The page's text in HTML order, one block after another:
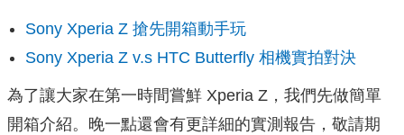
Sony Xperia Z 搶先開箱動手玩
Sony Xperia Z v.s HTC Butterfly 相機實拍對決
為了讓大家在第一時間嘗鮮 Xperia Z，我們先做簡單
開箱介紹。晚一點還會有更詳細的實測報告，敬請期